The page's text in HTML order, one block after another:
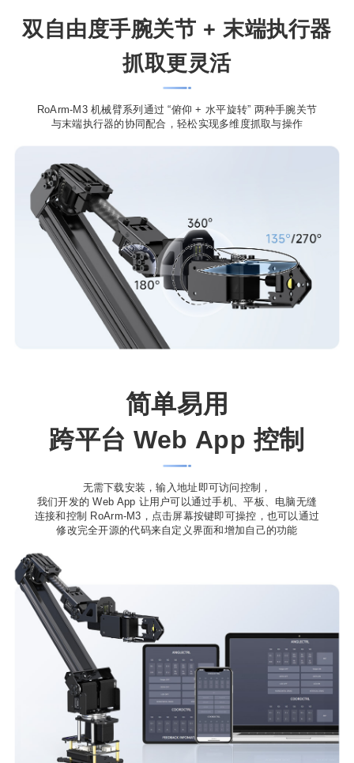
双自由度手腕关节 + 末端执行器
抓取更灵活
RoArm-M3 机械臂系列通过 “俯仰 + 水平旋转” 两种手腕关节
与末端执行器的协同配合，轻松实现多维度抓取与操作
简单易用
跨平台 Web App 控制
无需下载安装，输入地址即可访问控制，
我们开发的 Web App 让用户可以通过手机、平板、电脑无缝
连接和控制 RoArm-M3，点击屏幕按键即可操控，也可以通过
修改完全开源的代码来自定义界面和增加自己的功能